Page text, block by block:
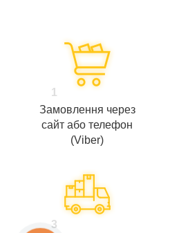
1
Замовлення через
сайт або телефон
(Viber)
3